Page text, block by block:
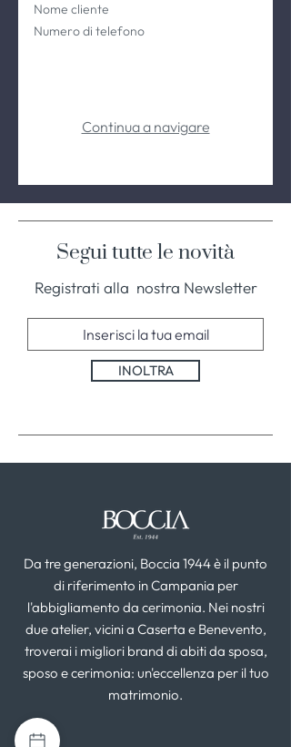
Nome cliente
Numero di telefono
Continua a navigare
Segui tutte le novità
Registrati alla nostra Newsletter
INOLTRA
Da tre generazioni, Boccia 1944 è il punto
di riferimento in Campania per
l'abbigliamento da cerimonia. Nei nostri
due atelier, vicini a Caserta e Benevento,
troverai i migliori brand di abiti da sposa,
sposo e cerimonia: un'eccellenza per il tuo
matrimonio.